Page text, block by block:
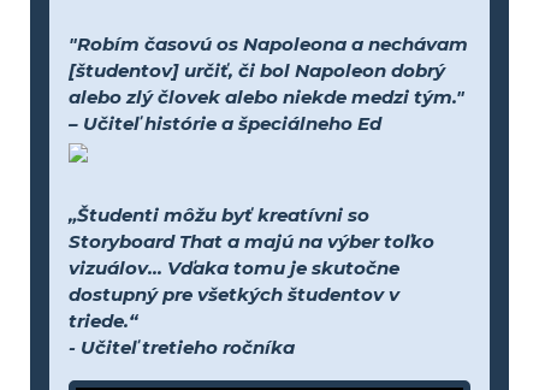
"Robím časovú os Napoleona a nechávam
[študentov] určiť, či bol Napoleon dobrý
alebo zlý človek alebo niekde medzi tým."
– Učiteľ histórie a špeciálneho Ed
„Študenti môžu byť kreatívni so
Storyboard That a majú na výber toľko
vizuálov... Vďaka tomu je skutočne
dostupný pre všetkých študentov v
triede.“
- Učiteľ tretieho ročníka